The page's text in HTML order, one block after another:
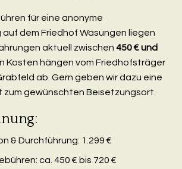
für eine anonyme
dem Friedhof Wasungen liegen
aktuell zwischen 450 € und
Kosten hängen vom Friedhofsträger
ab. Gern geben wir dazu eine
gewünschten Beisetzungsort.
& Durchführung: 1.299 €
ca. 450 € bis 720 €